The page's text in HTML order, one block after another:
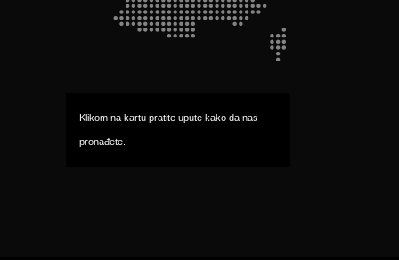
Klikom na kartu pratite upute kako da nas
pronađete.